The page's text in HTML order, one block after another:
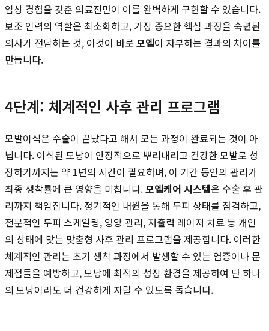
임상 경험을 갖춘 의료진만이 이를 완벽하게 구현할 수 있습니다.
보조 인력의 역할은 최소화하고, 가장 중요한 핵심 과정을 숙련된
의사가 전담하는 것, 이것이 바로 모엠이 자부하는 결과의 차이를
만듭니다.
4단계: 체계적인 사후 관리 프로그램
모발이식은 수술이 끝났다고 해서 모든 과정이 완료되는 것이 아
닙니다. 이식된 모낭이 안정적으로 뿌리내리고 건강한 모발로 성
장하기까지는 약 1년의 시간이 필요하며, 이 기간 동안의 관리가
최종 생착률에 큰 영향을 미칩니다.모엠케어 시스템은 수술 후 관
리까지 책임집니다. 정기적인 내원을 통해 두피 상태를 점검하고,
전문적인 두피 스케일링, 영양 관리, 저출력 레이저 치료 등 개인
의 상태에 맞는 맞춤형 사후 관리 프로그램을 제공합니다. 이러한
체계적인 관리는 초기 생착 과정에서 발생할 수 있는 염증이나 문
제점들을 예방하고, 모낭에 최적의 성장 환경을 제공하여 단 하나
의 모낭이라도 더 건강하게 자랄 수 있도록 돕습니다.